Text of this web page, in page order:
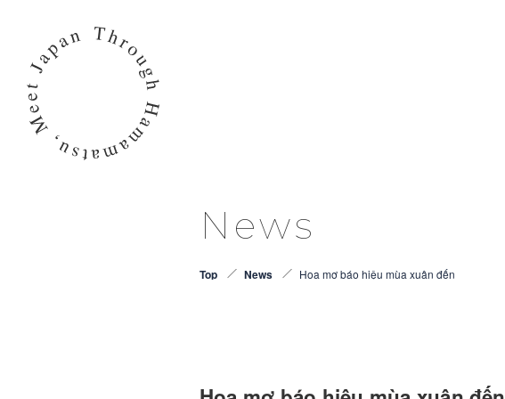
News
Top News Hoa mơ báo hiệu mùa xuân đến